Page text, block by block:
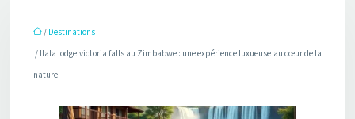
/ Destinations
/ Ilala lodge victoria falls au Zimbabwe : une expérience luxueuse au cœur de la
nature